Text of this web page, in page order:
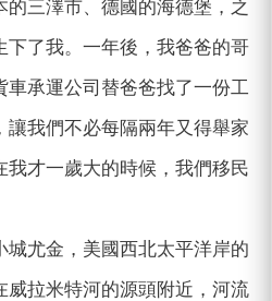
的三澤市、德國的海德堡，之
下了我。一年後，我爸爸的哥
承運公司替爸爸找了一份工
讓我們不必每隔兩年又得舉家
我才一歲大的時候，我們移民
城尤金，美國西北太平洋岸的
威拉米特河的源頭附近，河流